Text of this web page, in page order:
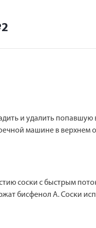
и удалить попавшую
машине в верхнем
соски с быстрым
бисфенол А. Соски